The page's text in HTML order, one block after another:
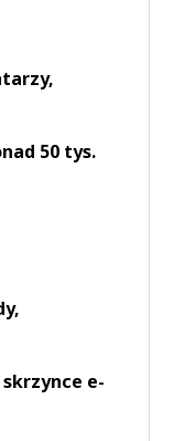
50 tys.
e-